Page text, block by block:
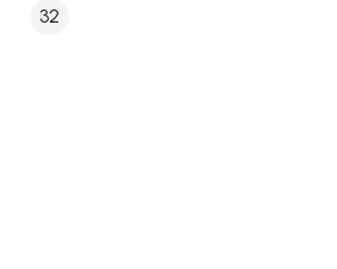
32